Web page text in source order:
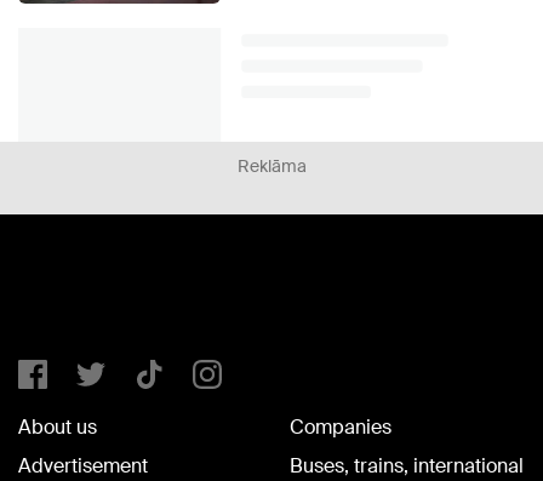
Reklāma
About us
Advertisement
Companies
Buses, trains, international